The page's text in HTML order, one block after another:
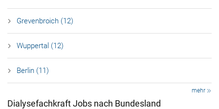
Grevenbroich (12)
Wuppertal (12)
Berlin (11)
mehr
Dialysefachkraft Jobs nach Bundesland